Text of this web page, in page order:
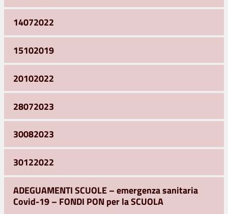
14072022
15102019
20102022
28072023
30082023
30122022
ADEGUAMENTI SCUOLE – emergenza sanitaria
Covid-19 – FONDI PON per la SCUOLA